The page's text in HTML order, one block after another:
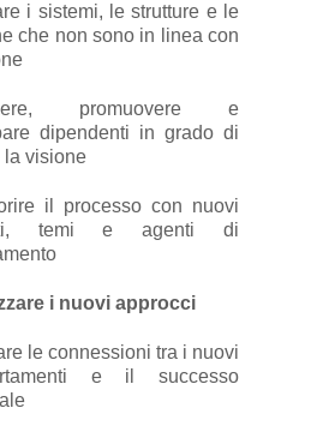
i sistemi, le strutture e le
che non sono in linea con
promuovere e
dipendenti in grado di
la visione
il processo con nuovi
temi e agenti di
i nuovi approcci
le connessioni tra i nuovi
e il successo